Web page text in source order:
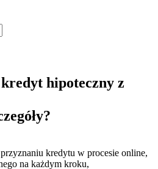
hipoteczny z
kredytu w procesie online,
na każdym kroku,